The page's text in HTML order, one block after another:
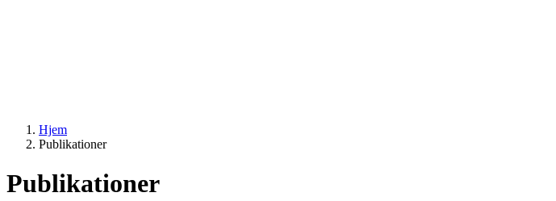
Hjem
Publikationer
Publikationer